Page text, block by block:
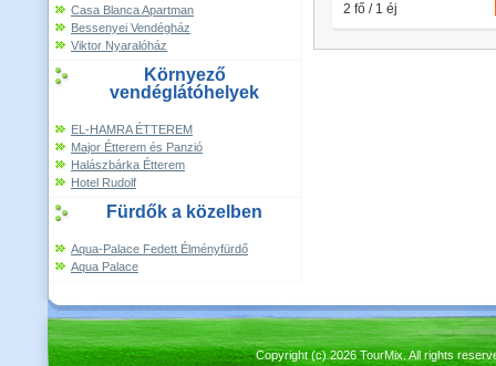
Casa Blanca Apartman
Bessenyei Vendégház
Viktor Nyaralóház
Környező
vendéglátóhelyek
EL-HAMRA ÉTTEREM
Major Étterem és Panzió
Halászbárka Étterem
Hotel Rudolf
Fürdők a közelben
Aqua-Palace Fedett Élményfürdő
Aqua Palace
Copyright (c) 2026 TourMix. All rights